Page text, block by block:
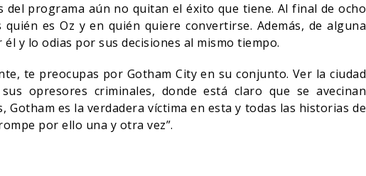
del programa aún no quitan el éxito que tiene. Al final de ocho
quién es Oz y en quién quiere convertirse. Además, de alguna
y lo odias por sus decisiones al mismo tiempo.
te preocupas por Gotham City en su conjunto. Ver la ciudad
opresores criminales, donde está claro que se avecinan
Gotham es la verdadera víctima en esta y todas las historias de
por ello una y otra vez”.